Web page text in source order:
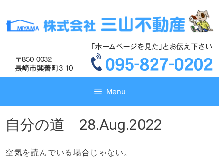
テ
ス
テ
ス
Menu
自分の道 28.Aug.2022
空気を読んでいる場合じゃない。